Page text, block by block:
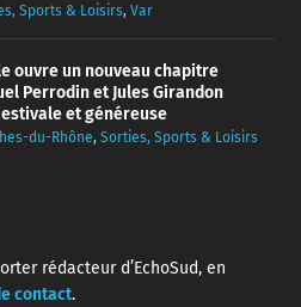
Sports & Loisirs,Var
ouvre un nouveau chapitre
Perrodin et Jules Girandon
et généreuse
du-Rhône,Sorties, Sports & Loisirs
rédacteur d’EchoSud, en
contact.